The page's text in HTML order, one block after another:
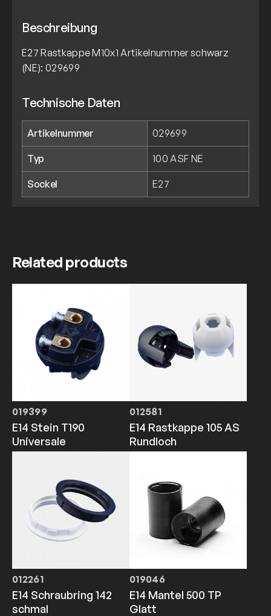
Beschreibung
E27 Rastkappe M10x1 Artikelnummer schwarz
(NE): 029699
Technische Daten
Artikelnummer 029699
Typ 100 ASF NE
Sockel E27
Related products
019399
E14 Stein T190
Universale
012581
E14 Rastkappe 105 AS
Rundloch
012261
E14 Schraubring 142
schmal
019046
E14 Mantel 500 TP
Glatt